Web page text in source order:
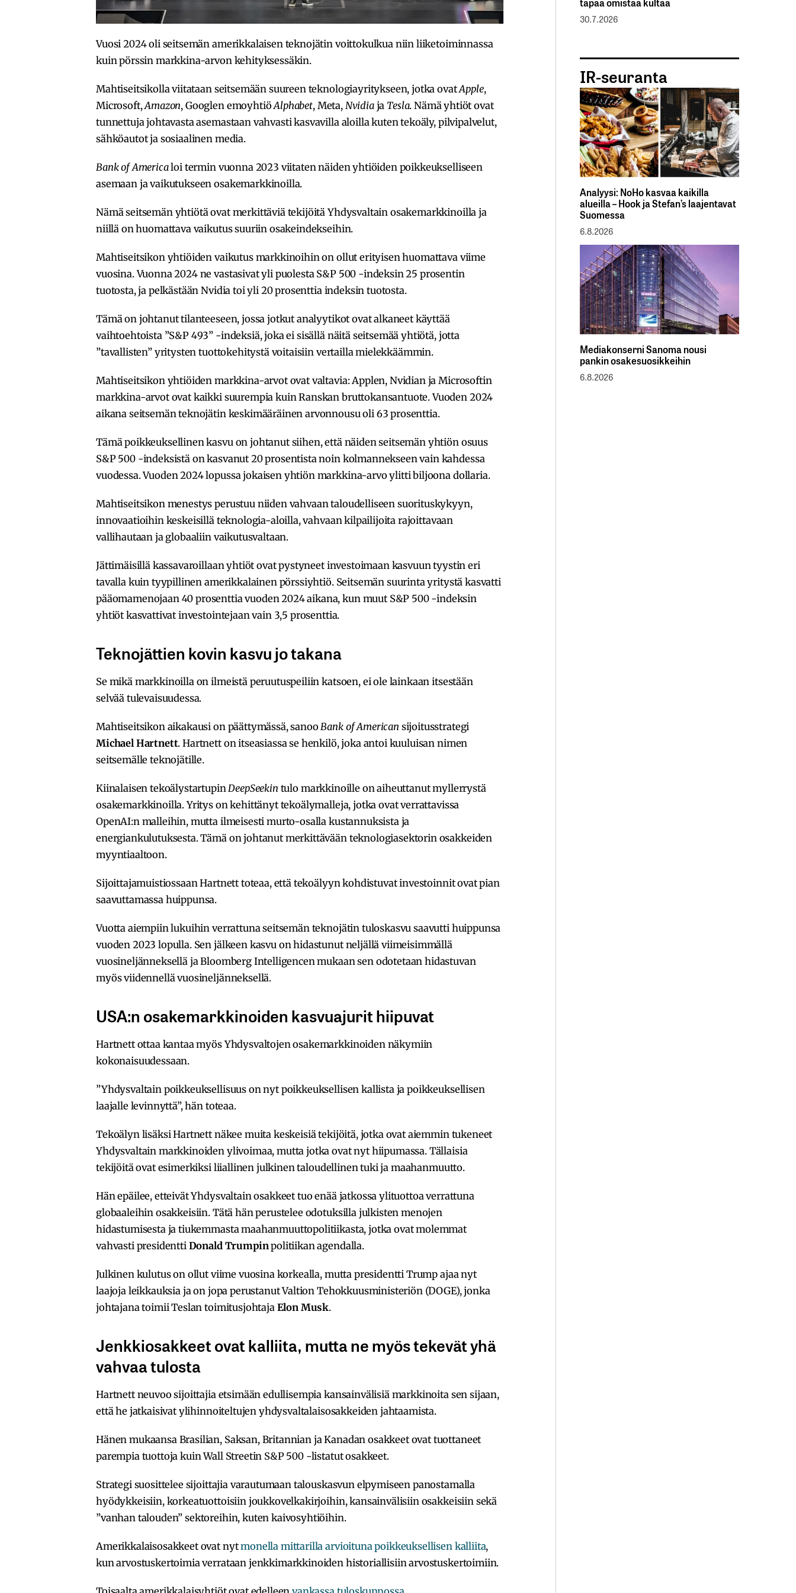
Vuosi 2024 oli seitsemän amerikkalaisen teknojätin voittokulkua niin liiketoiminnassa
kuin pörssin markkina-arvon kehityksessäkin.
Mahtiseitsikolla viitataan seitsemään suureen teknologiayritykseen, jotka ovatApple,
Microsoft,Amazon, Googlen emoyhtiöAlphabet, Meta, Nvidiaja Tesla. Nämä yhtiöt ovat
tunnettuja johtavasta asemastaan vahvasti kasvavilla aloilla kuten tekoäly, pilvipalvelut,
sähköautot ja sosiaalinen media.
Bank of Americaloi termin vuonna 2023 viitaten näiden yhtiöiden poikkeukselliseen
asemaan ja vaikutukseen osakemarkkinoilla.
Nämä seitsemän yhtiötä ovat merkittäviä tekijöitä Yhdysvaltain osakemarkkinoilla ja
niillä on huomattava vaikutus suuriin osakeindekseihin.
Mahtiseitsikon yhtiöiden vaikutus markkinoihin on ollut erityisen huomattava viime
vuosina. Vuonna 2024 ne vastasivat yli puolesta S&P 500 -indeksin 25 prosentin
tuotosta, ja pelkästään Nvidia toi yli 20 prosenttia indeksin tuotosta.
Tämä on johtanut tilanteeseen, jossa jotkut analyytikot ovat alkaneet käyttää
vaihtoehtoista ”S&P 493” -indeksiä, joka ei sisällä näitä seitsemää yhtiötä, jotta
”tavallisten” yritysten tuottokehitystä voitaisiin vertailla mielekkäämmin.
Mahtiseitsikon yhtiöiden markkina-arvot ovat valtavia: Applen, Nvidian ja Microsoftin
markkina-arvot ovat kaikki suurempia kuin Ranskan bruttokansantuote. Vuoden 2024
aikana seitsemän teknojätin keskimääräinen arvonnousu oli 63 prosenttia.
Tämä poikkeuksellinen kasvu on johtanut siihen, että näiden seitsemän yhtiön osuus
S&P 500 -indeksistä on kasvanut 20 prosentista noin kolmannekseen vain kahdessa
vuodessa. Vuoden 2024 lopussa jokaisen yhtiön markkina-arvo ylitti biljoona dollaria.
Mahtiseitsikon menestys perustuu niiden vahvaan taloudelliseen suorituskykyyn,
innovaatioihin keskeisillä teknologia-aloilla, vahvaan kilpailijoita rajoittavaan
vallihautaan ja globaaliin vaikutusvaltaan.
Jättimäisillä kassavaroillaan yhtiöt ovat pystyneet investoimaan kasvuun tyystin eri
tavalla kuin tyypillinen amerikkalainen pörssiyhtiö. Seitsemän suurinta yritystä kasvatti
pääomamenojaan 40 prosenttia vuoden 2024 aikana, kun muut S&P 500 -indeksin
yhtiöt kasvattivat investointejaan vain 3,5 prosenttia.
Teknojättien kovin kasvu jo takana
Se mikä markkinoilla on ilmeistä peruutuspeiliin katsoen, ei ole lainkaan itsestään
selvää tulevaisuudessa.
Mahtiseitsikon aikakausi on päättymässä, sanoo Bank of American sijoitusstrategi
Michael Hartnett. Hartnett on itseasiassa se henkilö, joka antoi kuuluisan nimen
seitsemälle teknojätille.
Kiinalaisen tekoälystartupin DeepSeekin tulo markkinoille on aiheuttanut myllerrystä
osakemarkkinoilla. Yritys on kehittänyt tekoälymalleja, jotka ovat verrattavissa
OpenAI:n malleihin, mutta ilmeisesti murto-osalla kustannuksista ja
energiankulutuksesta. Tämä on johtanut merkittävään teknologiasektorin osakkeiden
myyntiaaltoon.
Sijoittajamuistiossaan Hartnett toteaa, että tekoälyyn kohdistuvat investoinnit ovat pian
saavuttamassa huippunsa.
Vuotta aiempiin lukuihin verrattuna seitsemän teknojätin tuloskasvu saavutti huippunsa
vuoden 2023 lopulla. Sen jälkeen kasvu on hidastunut neljällä viimeisimmällä
vuosineljänneksellä ja Bloomberg Intelligencen mukaan sen odotetaan hidastuvan
myös viidennellä vuosineljänneksellä.
USA:n osakemarkkinoiden kasvuajurit hiipuvat
Hartnett ottaa kantaa myös Yhdysvaltojen osakemarkkinoiden näkymiin
kokonaisuudessaan.
”Yhdysvaltain poikkeuksellisuus on nyt poikkeuksellisen kallista ja poikkeuksellisen
laajalle levinnyttä”, hän toteaa.
Tekoälyn lisäksi Hartnett näkee muita keskeisiä tekijöitä, jotka ovat aiemmin tukeneet
Yhdysvaltain markkinoiden ylivoimaa, mutta jotka ovat nyt hiipumassa. Tällaisia
tekijöitä ovat esimerkiksi liiallinen julkinen taloudellinen tuki ja maahanmuutto.
Hän epäilee, etteivät Yhdysvaltain osakkeet tuo enää jatkossa ylituottoa verrattuna
globaaleihin osakkeisiin. Tätä hän perustelee odotuksilla julkisten menojen
hidastumisesta ja tiukemmasta maahanmuuttopolitiikasta, jotka ovat molemmat
vahvasti presidentti Donald Trumpin politiikan agendalla.
Julkinen kulutus on ollut viime vuosina korkealla, mutta presidentti Trump ajaa nyt
laajoja leikkauksia ja on jopa perustanut Valtion Tehokkuusministeriön (DOGE), jonka
johtajana toimii Teslan toimitusjohtaja Elon Musk.
Jenkkiosakkeet ovat kalliita, mutta ne myös tekevät yhä
vahvaa tulosta
Hartnett neuvoo sijoittajia etsimään edullisempia kansainvälisiä markkinoita sen sijaan,
että he jatkaisivat ylihinnoiteltujen yhdysvaltalaisosakkeiden jahtaamista.
Hänen mukaansa Brasilian, Saksan, Britannian ja Kanadan osakkeet ovat tuottaneet
parempia tuottoja kuin Wall Streetin S&P 500 -listatut osakkeet.
Strategi suosittelee sijoittajia varautumaan talouskasvun elpymiseen panostamalla
hyödykkeisiin, korkeatuottoisiin joukkovelkakirjoihin, kansainvälisiin osakkeisiin sekä
”vanhan talouden” sektoreihin, kuten kaivosyhtiöihin.
Amerikkalaisosakkeet ovat nytmonella mittarilla arvioituna poikkeuksellisen kalliita,
kun arvostuskertoimia verrataan jenkkimarkkinoiden historiallisiin arvostuskertoimiin.
30.7.2026
IR-seuranta
Analyysi: NoHo kasvaa kaikilla
alueilla – Hook ja Stefan’s laajentavat
Suomessa
6.8.2026
Mediakonserni Sanoma nousi
pankin osakesuosikkeihin
6.8.2026